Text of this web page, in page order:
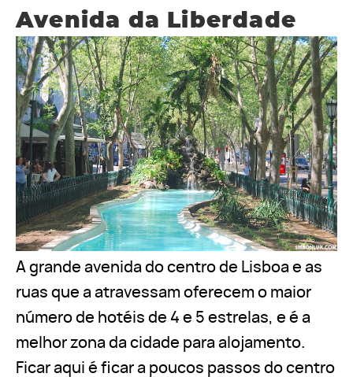
Avenida da Liberdade
A grande avenida do centro de Lisboa e as
ruas que a atravessam oferecem o maior
número de hotéis de 4 e 5 estrelas, e é a
melhor zona da cidade para alojamento.
Ficar aqui é ficar a poucos passos do centro